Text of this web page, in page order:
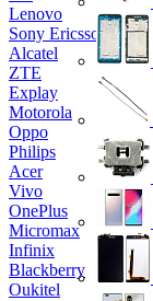
Lenovo
Sony Ericsson
Alcatel
ZTE
Explay
Motorola
Oppo
Philips
Acer
Vivo
OnePlus
Micromax
Infinix
Blackberry
Oukitel